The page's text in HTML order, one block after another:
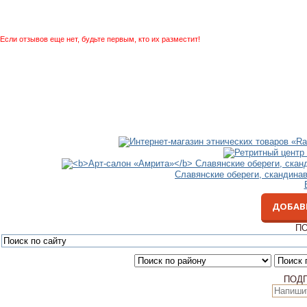
Если отзывов еще нет, будьте первым, кто их разместит!
Славянские обереги,